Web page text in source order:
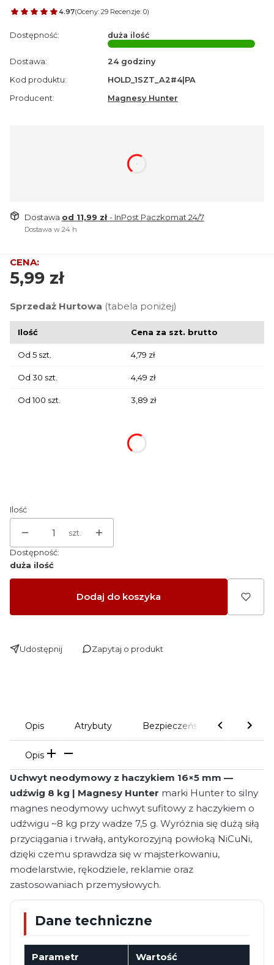
4.97(Oceny: 29 Recenzje: 0)
Przejdź do sekcji Opinie
Dostępność: duża ilość
Dostawa:
24 godziny
Kod produktu:
HOLD_1SZT_A2#4|PA
Producent:
Magnesy Hunter
godzin
Dostawa od 11,99 zł- InPost Paczkomat 24/7
Dostawa w 24 h
Cena
5,99 zł
Sprzedaż Hurtowa (tabela poniżej)
Ilość Cena za szt. brutto
Od 5 szt. 4,79 zł
Od 30 szt. 4,49 zł
Od 100 szt. 3,89 zł
Poszczególne warianty mogą różnić się ceną
Ilość
szt.
Dostępność:
duża ilość
Dodaj do koszyka
Udostępnij Zapytaj o produkt
Opis Atrybuty Bezpieczeństwo
Opis
Uchwyt neodymowy z haczykiem 16×5 mm —
udźwig 8 kg | Magnesy Hunter marki Hunter to silny
magnes neodymowy uchwyt sufitowy z haczykiem o
udźwigu ~8 kg przy wadze 7,5 g. Wyróżnia się dużą siłą
przyciągania i trwałą, antykorozyjną powłoką NiCuNi,
dzięki czemu sprawdza się w majsterkowaniu,
modelarstwie, rękodziele, reklamie oraz
zastosowaniach przemysłowych.
Dane techniczne
Parametr Wartość